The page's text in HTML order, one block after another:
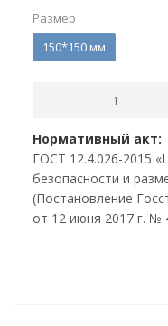
Размер
150*150 мм
Нормативный акт:
ГОСТ 12.4.026-2015
безопасности и
(Постановление
от 12 июня 2017 г. №